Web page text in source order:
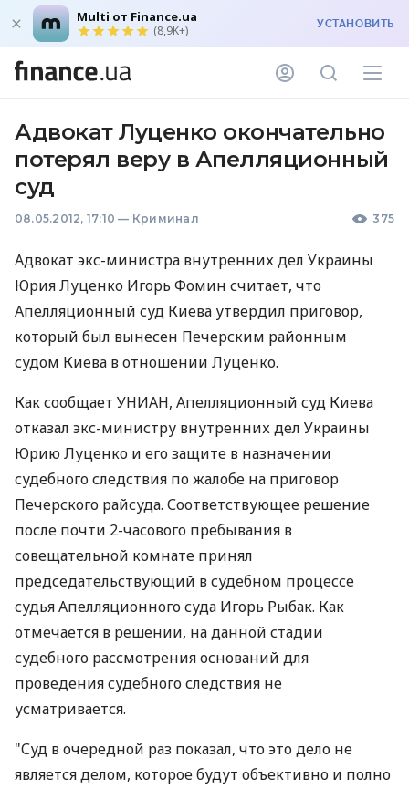
Multi от Finance.ua
(8,9K+) УСТАНОВИТЬ
Адвокат Луценко окончательно
потерял веру в Апелляционный
суд
08.05.2012, 17:10 — Криминал 375
Адвокат экс-министра внутренних дел Украины
Юрия Луценко Игорь Фомин считает, что
Апелляционный суд Киева утвердил приговор,
который был вынесен Печерским районным
судом Киева в отношении Луценко.
Как сообщает УНИАН, Апелляционный суд Киева
отказал экс-министру внутренних дел Украины
Юрию Луценко и его защите в назначении
судебного следствия по жалобе на приговор
Печерского райсуда. Соответствующее решение
после почти 2-часового пребывания в
совещательной комнате принял
председательствующий в судебном процессе
судья Апелляционного суда Игорь Рыбак. Как
отмечается в решении, на данной стадии
судебного рассмотрения оснований для
проведения судебного следствия не
усматривается.
"Суд в очередной раз показал, что это дело не
является делом, которое будут объективно и полно